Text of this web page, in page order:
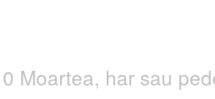
Moartea, har sau